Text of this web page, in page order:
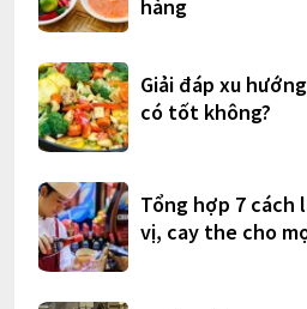
hàng
Giải đáp xu
có tốt không?
Tổng hợp 7 cách
vị, cay the cho